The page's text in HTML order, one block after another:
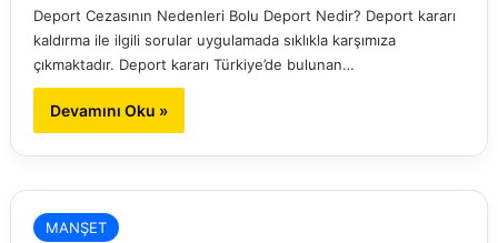
Deport Cezasının Nedenleri Bolu Deport Nedir? Deport kararı
kaldırma ile ilgili sorular uygulamada sıklıkla karşımıza
çıkmaktadır. Deport kararı Türkiye’de bulunan…
Devamını Oku »
MANŞET